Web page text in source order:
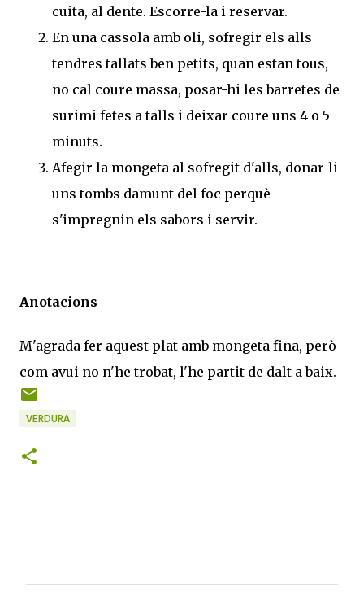
cuita, al dente. Escorre-la i reservar.
En una cassola amb oli, sofregir els alls
tendres tallats ben petits, quan estan tous,
no cal coure massa, posar-hi les barretes de
surimi fetes a talls i deixar coure uns 4 o 5
minuts.
Afegir la mongeta al sofregit d'alls, donar-li
uns tombs damunt del foc perquè
s'impregnin els sabors i servir.
Anotacions
M'agrada fer aquest plat amb mongeta fina, però
com avui no n'he trobat, l'he partit de dalt a baix.
VERDURA